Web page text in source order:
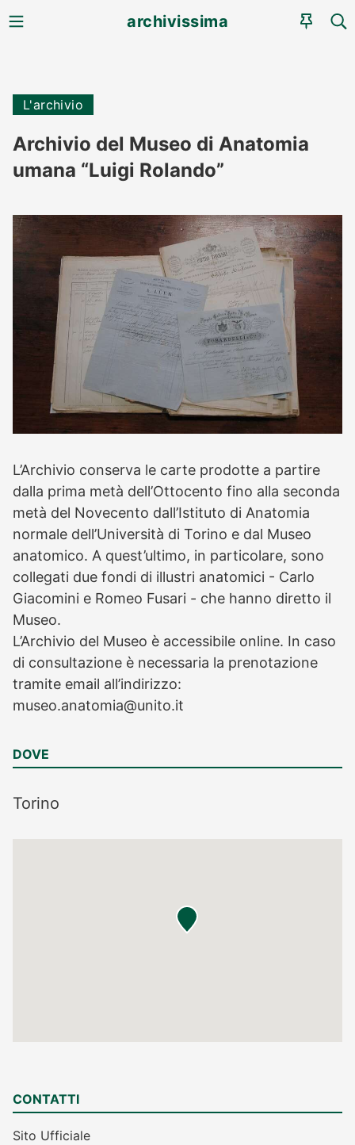
MENU archivissima
L'archivio
Archivio del Museo di Anatomia
umana “Luigi Rolando”
L’Archivio conserva le carte prodotte a partire
dalla prima metà dell’Ottocento fino alla seconda
metà del Novecento dall’Istituto di Anatomia
normale dell’Università di Torino e dal Museo
anatomico. A quest’ultimo, in particolare, sono
collegati due fondi di illustri anatomici - Carlo
Giacomini e Romeo Fusari - che hanno diretto il
Museo.
L’Archivio del Museo è accessibile online. In caso
di consultazione è necessaria la prenotazione
tramite email all’indirizzo:
museo.anatomia@unito.it
DOVE
Torino
CONTATTI
Sito Ufficiale